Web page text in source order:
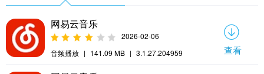
网易云音乐
2026-02-06
音频播放 | 141.09 MB | 3.1.27.204959 查看